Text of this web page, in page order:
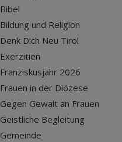
Bibel
Bildung und Religion
Denk Dich Neu Tirol
Exerzitien
Franziskusjahr 2026
Frauen in der Diözese
Gegen Gewalt an Frauen
Geistliche Begleitung
Gemeinde